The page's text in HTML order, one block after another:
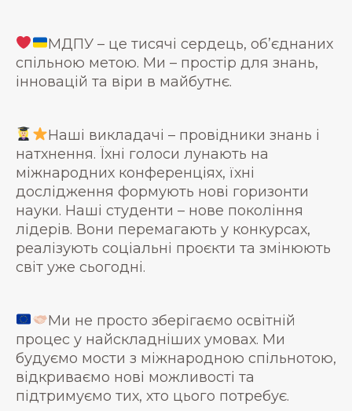
МДПУ – це тисячі сердець, об’єднаних
спільною метою. Ми – простір для знань,
інновацій та віри в майбутнє.
Наші викладачі – провідники знань і
натхнення. Їхні голоси лунають на
міжнародних конференціях, їхні
дослідження формують нові горизонти
науки. Наші студенти – нове покоління
лідерів. Вони перемагають у конкурсах,
реалізують соціальні проєкти та змінюють
світ уже сьогодні.
Ми не просто зберігаємо освітній
процес у найскладніших умовах. Ми
будуємо мости з міжнародною спільнотою,
відкриваємо нові можливості та
підтримуємо тих, хто цього потребує.